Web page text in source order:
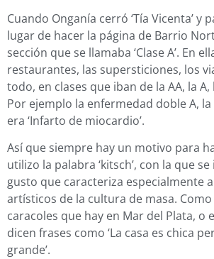
Cuando Onganía cerró ‘Tía Vicenta’ y
lugar de hacer la página de Barrio
sección que se llamaba ‘Clase A’. En
restaurantes, las supersticiones, los
todo, en clases que iban de la AA, la A,
Por ejemplo la enfermedad doble A,
era ‘Infarto de miocardio’.
Así que siempre hay un motivo para
utilizo la palabra ‘kitsch’, con la que
gusto que caracteriza especialmente
artísticos de la cultura de masa. Como
caracoles que hay en Mar del Plata, o
dicen frases como ‘La casa es chica
grande’.